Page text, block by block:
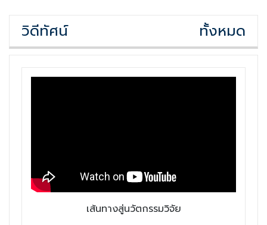
วิดีทัศน์ ทั้งหมด
เส้นทางสู่นวัตกรรมวิจัย